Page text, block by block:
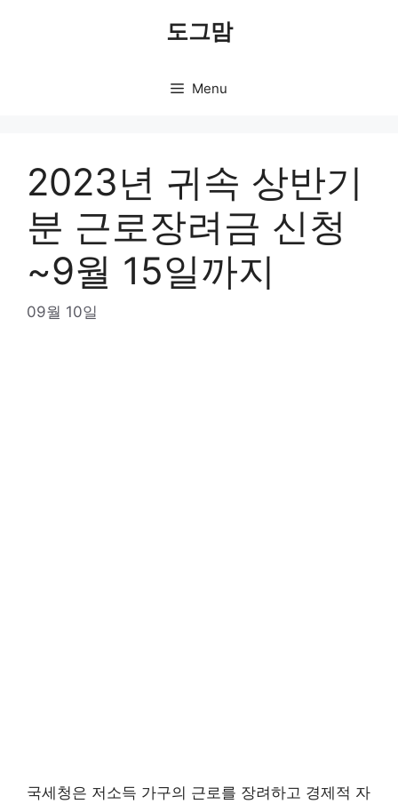
도그맘
Menu
2023년 귀속 상반기
분 근로장려금 신청
~9월 15일까지
09월 10일
국세청은 저소득 가구의 근로를 장려하고 경제적 자